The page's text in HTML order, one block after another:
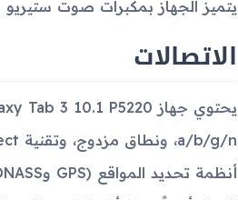
يتميز الجهاز بمكبرات صوت ستيريو
الاتصالات